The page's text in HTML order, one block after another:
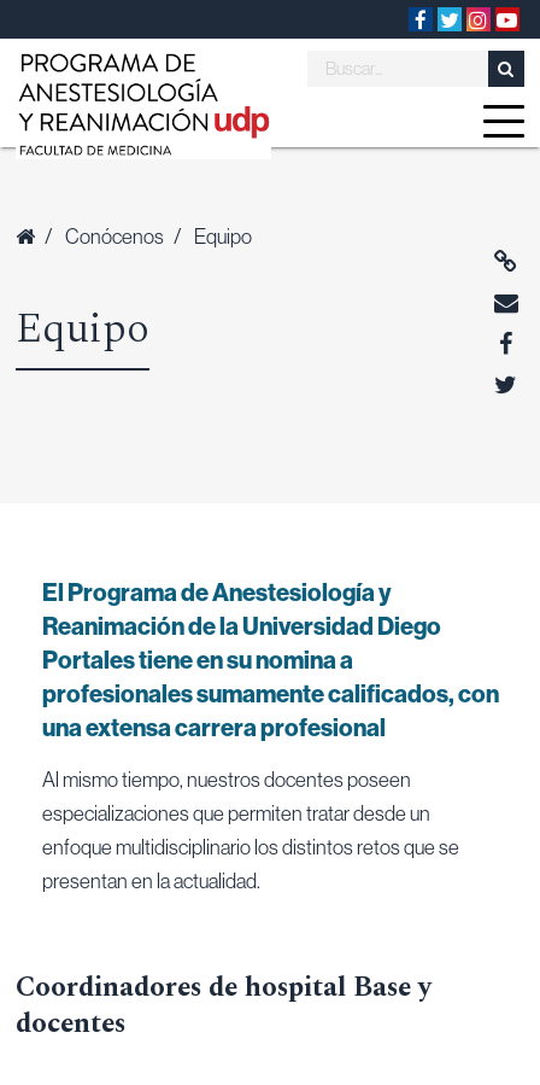
/ Conócenos / Equipo
Equipo
El Programa de Anestesiología y
Reanimación de la Universidad Diego
Portales tiene en su nomina a
profesionales sumamente calificados, con
una extensa carrera profesional
Al mismo tiempo, nuestros docentes poseen
especializaciones que permiten tratar desde un
enfoque multidisciplinario los distintos retos que se
presentan en la actualidad.
Coordinadores de hospital Base y
docentes